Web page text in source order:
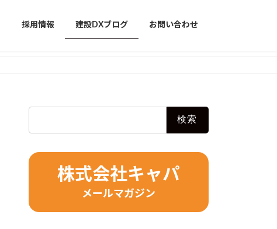
採用情報 建設DXブログ お問い合わせ
株式会社キャパ
メールマガジン